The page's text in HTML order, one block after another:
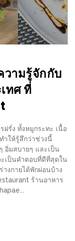
วามรู้จักกับ
ทศ ที่
ฝรั่ง ทั้งหมูกระทะ เนื้อ
ำให้รู้สึกว่าช่วงนี้
อิ่มสบายๆ และเป็น
เป็นคำตอบที่ดีที่สุดใน
างกายได้พักผ่อนบ้าง
ร้านอาหาร